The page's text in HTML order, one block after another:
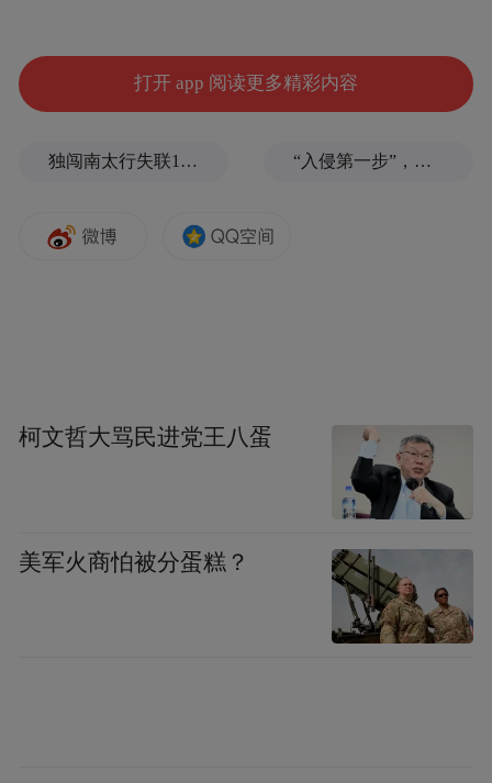
时间回到事发当日，天空骤然阴沉，狂风呼
啸而来，一场暴雨转瞬即至。彼时，姐弟俩
的父母外出务农，偌大的农家小院里，上万
全家一整年的主要收入，一旦被雨水浸泡发
力拉扯宽大厚重的防雨布。瘦小的身躯拖拽
着雨布，脚步踉跄却始终不肯松手，争分夺
就在最后一块雨布铺设完毕、边角用重物压
实的瞬间，瓢泼大雨倾泻而下，家中的收成
稳稳保住。“我平时很少盖大蒜，当时特别担
打开 app 阅读更多精彩内容
独闯南太行失联14天的女子已确认遇难，遗体在悬崖被找到 “入侵第一步”，与特朗普关系密切美企被曝强闯格陵兰岛
柯文哲大骂民进党王八蛋
美军火商怕被分蛋糕？